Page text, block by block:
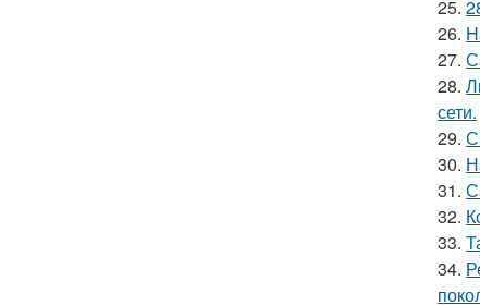
25.
26.
27.
28.
сети.
29.
30.
31.
32.
33.
34.